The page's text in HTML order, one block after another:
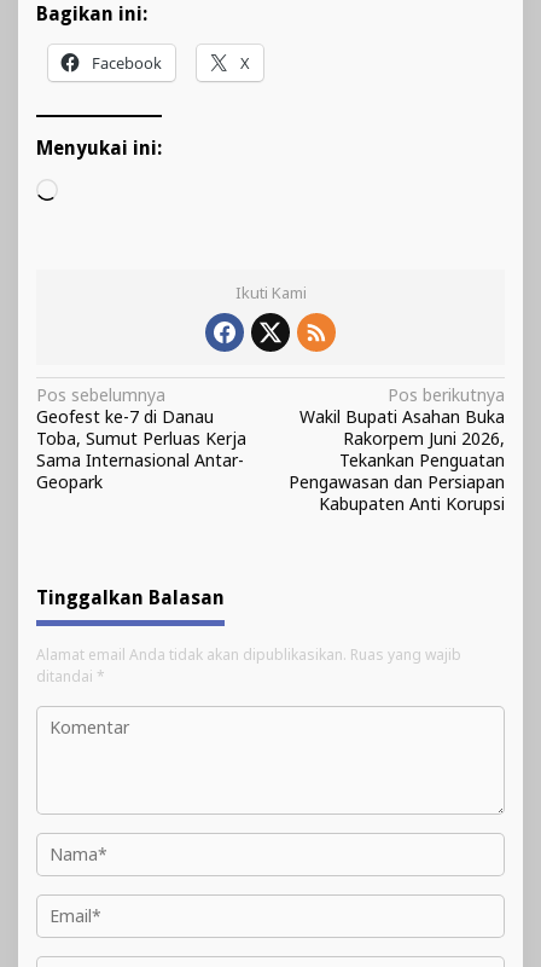
Bagikan ini:
Facebook X
Menyukai ini:
Memuat...
Ikuti Kami
Navigasi
pos
Pos sebelumnya
Geofest ke-7 di Danau
Toba, Sumut Perluas Kerja
Sama Internasional Antar-
Geopark
Pos berikutnya
Wakil Bupati Asahan Buka
Rakorpem Juni 2026,
Tekankan Penguatan
Pengawasan dan Persiapan
Kabupaten Anti Korupsi
Tinggalkan Balasan
Alamat email Anda tidak akan dipublikasikan. Ruas yang wajib
ditandai *